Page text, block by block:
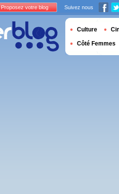
Proposez votre blog Suivez nous
Culture
Côté Femmes